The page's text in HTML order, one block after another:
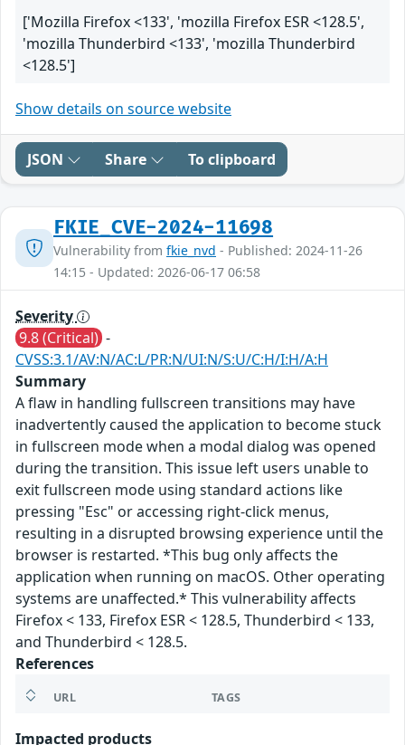
['Mozilla Firefox <133', 'mozilla Firefox ESR <128.5',
'mozilla Thunderbird <133', 'mozilla Thunderbird
<128.5']
Show details on source website
JSON Share To clipboard
FKIE_CVE-2024-11698
Vulnerability from fkie_nvd - Published: 2024-11-26
14:15 - Updated: 2026-06-17 06:58
Severity
9.8 (Critical) -
CVSS:3.1/AV:N/AC:L/PR:N/UI:N/S:U/C:H/I:H/A:H
Summary
A flaw in handling fullscreen transitions may have
inadvertently caused the application to become stuck
in fullscreen mode when a modal dialog was opened
during the transition. This issue left users unable to
exit fullscreen mode using standard actions like
pressing "Esc" or accessing right-click menus,
resulting in a disrupted browsing experience until the
browser is restarted. *This bug only affects the
application when running on macOS. Other operating
systems are unaffected.* This vulnerability affects
Firefox < 133, Firefox ESR < 128.5, Thunderbird < 133,
and Thunderbird < 128.5.
References
URL TAGS
Impacted products